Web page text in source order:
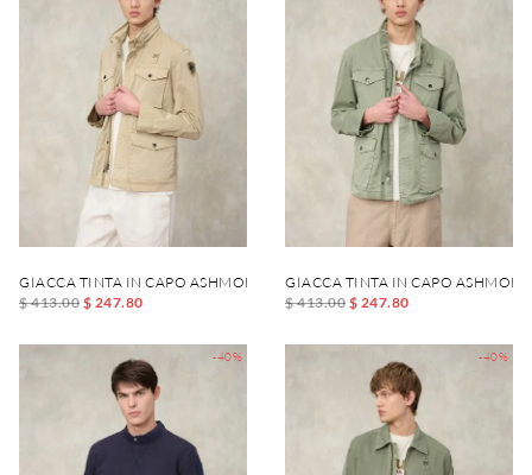
GIACCA TINTA IN CAPO ASHMONT DYED
$ 413.00 $ 247.80
GIACCA TINTA IN CAPO
$ 413.00 $ 247.80
-40% -40%